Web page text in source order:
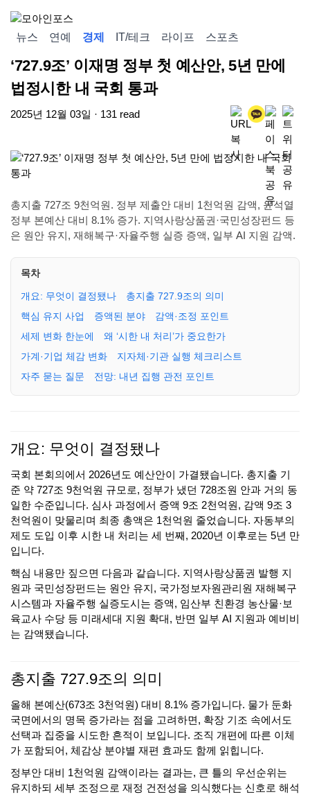
뉴스 연예 경제 IT/테크 라이프 스포츠
‘727.9조’ 이재명 정부 첫 예산안, 5년 만에
법정시한 내 국회 통과
2025년 12월 03일 · 131 read
총지출 727조 9천억원. 정부 제출안 대비 1천억원 감액, 윤석열
정부 본예산 대비 8.1% 증가. 지역사랑상품권·국민성장펀드 등
은 원안 유지, 재해복구·자율주행 실증 증액, 일부 AI 지원 감액.
목차
개요: 무엇이 결정됐나
총지출 727.9조의 의미
핵심 유지 사업
증액된 분야
감액·조정 포인트
세제 변화 한눈에
왜 ‘시한 내 처리’가 중요한가
가계·기업 체감 변화
지자체·기관 실행 체크리스트
자주 묻는 질문
전망: 내년 집행 관전 포인트
개요: 무엇이 결정됐나
국회 본회의에서 2026년도 예산안이 가결됐습니다. 총지출 기
준 약 727조 9천억원 규모로, 정부가 냈던 728조원 안과 거의 동
일한 수준입니다. 심사 과정에서 증액 9조 2천억원, 감액 9조 3
천억원이 맞물리며 최종 총액은 1천억원 줄었습니다. 자동부의
제도 도입 이후 시한 내 처리는 세 번째, 2020년 이후로는 5년 만
입니다.
핵심 내용만 짚으면 다음과 같습니다. 지역사랑상품권 발행 지
원과 국민성장펀드는 원안 유지, 국가정보자원관리원 재해복구
시스템과 자율주행 실증도시는 증액, 임산부 친환경 농산물·보
육교사 수당 등 미래세대 지원 확대, 반면 일부 AI 지원과 예비비
는 감액됐습니다.
총지출 727.9조의 의미
올해 본예산(673조 3천억원) 대비 8.1% 증가입니다. 물가 둔화
국면에서의 명목 증가라는 점을 고려하면, 확장 기조 속에서도
선택과 집중을 시도한 흔적이 보입니다. 조직 개편에 따른 이체
가 포함되어, 체감상 분야별 재편 효과도 함께 읽힙니다.
정부안 대비 1천억원 감액이라는 결과는, 큰 틀의 우선순위는
유지하되 세부 조정으로 재정 건전성을 의식했다는 신호로 해석